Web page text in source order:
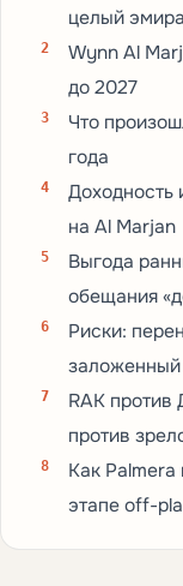
целый
Wynn Al
до 2027
Что
года
Доходность
на Al Marjan
Выгода
обещания
Риски:
заложенный
RAK
против
Как Palmera
этапе off-